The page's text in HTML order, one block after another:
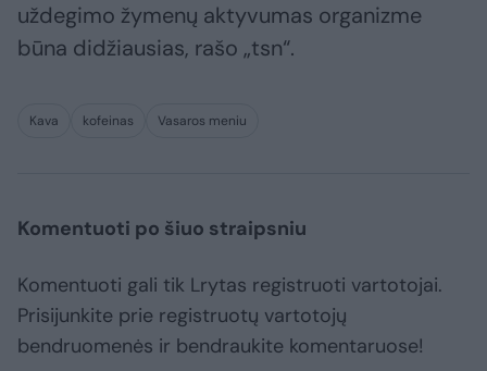
uždegimo žymenų aktyvumas organizme
būna didžiausias, rašo „tsn“.
Kava kofeinas Vasaros meniu
Komentuoti po šiuo straipsniu
Komentuoti gali tik Lrytas registruoti vartotojai.
Prisijunkite prie registruotų vartotojų
bendruomenės ir bendraukite komentaruose!